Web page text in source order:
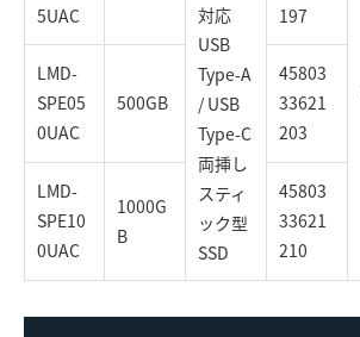
5UAC
対応
USB
Type-A
/ USB
Type-C
両挿し
スティ
ック型
SSD
197
LMD-
SPE05
0UAC
500GB
45803
33621
203
LMD-
SPE10
0UAC
1000G
B
45803
33621
210